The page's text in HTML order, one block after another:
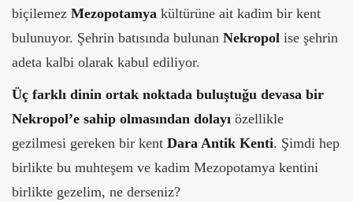
biçilemez Mezopotamya kültürüne ait kadim bir kent
bulunuyor. Şehrin batısında bulunan Nekropol ise şehrin
adeta kalbi olarak kabul ediliyor.
Üç farklı dinin ortak noktada buluştuğu devasa bir
Nekropol’e sahip olmasından dolayı özellikle
gezilmesi gereken bir kent Dara Antik Kenti. Şimdi hep
birlikte bu muhteşem ve kadim Mezopotamya kentini
birlikte gezelim, ne derseniz?